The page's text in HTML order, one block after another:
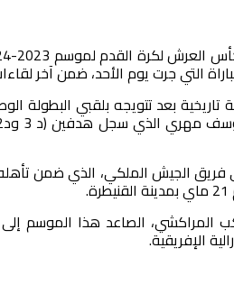
التي جرت يوم الأحد، ضمن آخر
بعد تتويجه بلقبي البطولة
فريق الجيش الملكي، الذي ضمن
المراكشي، الصاعد هذا الموسم
الإفريقية.